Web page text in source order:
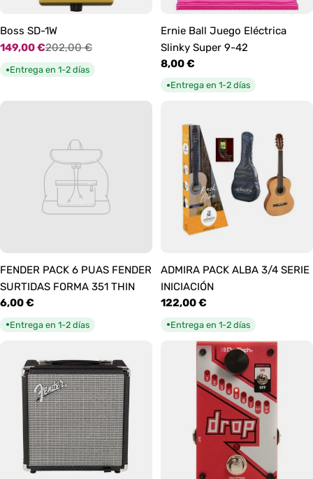
Boss SD-1W
Precio
de
oferta
149,00 €
Precio
habitual
202,00 €
●Entrega en 1-2 días
Ernie Ball Juego Eléctrica
Slinky Super 9-42
Precio
habitual
8,00 €
●Entrega en 1-2 días
FENDER PACK 6 PUAS FENDER
SURTIDAS FORMA 351 THIN
Precio
habitual
6,00 €
●Entrega en 1-2 días
ADMIRA PACK ALBA 3/4 SERIE
INICIACIÓN
Precio
habitual
122,00 €
●Entrega en 1-2 días